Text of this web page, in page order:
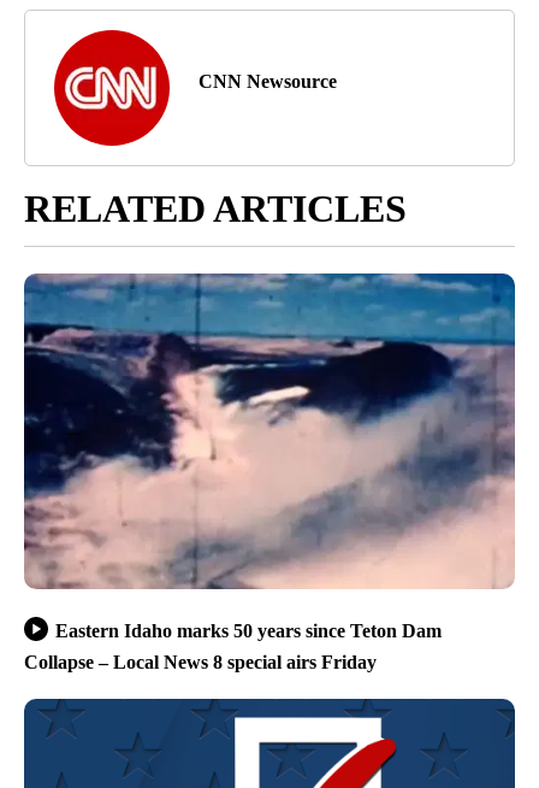
CNN Newsource
RELATED ARTICLES
Eastern Idaho marks 50 years since Teton Dam
Collapse – Local News 8 special airs Friday